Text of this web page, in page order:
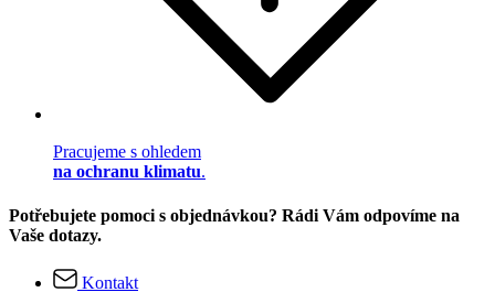
Pracujeme s ohledem
na ochranu klimatu.
Potřebujete pomoci s objednávkou? Rádi Vám odpovíme na
Vaše dotazy.
Kontakt